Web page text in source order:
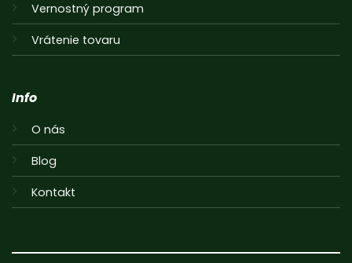
Vernostný program
Vrátenie tovaru
Info
O nás
Blog
Kontakt